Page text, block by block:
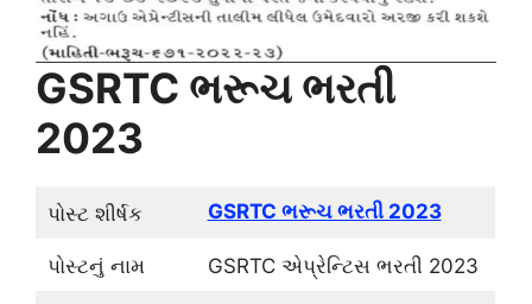
GSRTC ભરૂચ ભરતી
2023
પોસ્ટ શીર્ષક GSRTC ભરૂચ ભરતી 2023
પોસ્ટનું નામ GSRTC એપ્રેન્ટિસ ભરતી 2023